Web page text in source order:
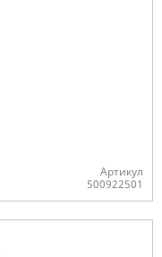
Артикул
500922501